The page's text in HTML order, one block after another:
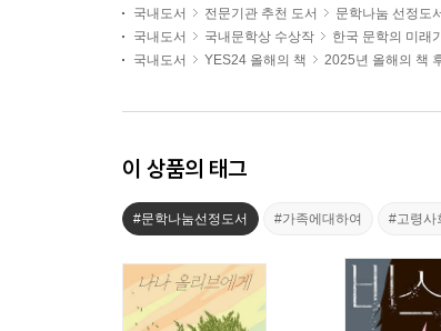
국내도서 전문기관 추천 도서 문학나눔 선정도
국내도서
국내문학상 수상작
한국 문학의 미래
국내도서
YES24 올해의 책 2025년 올해의 책
이 상품의 태그
#문학나눔선정도서 #가족에대하여 #고령사